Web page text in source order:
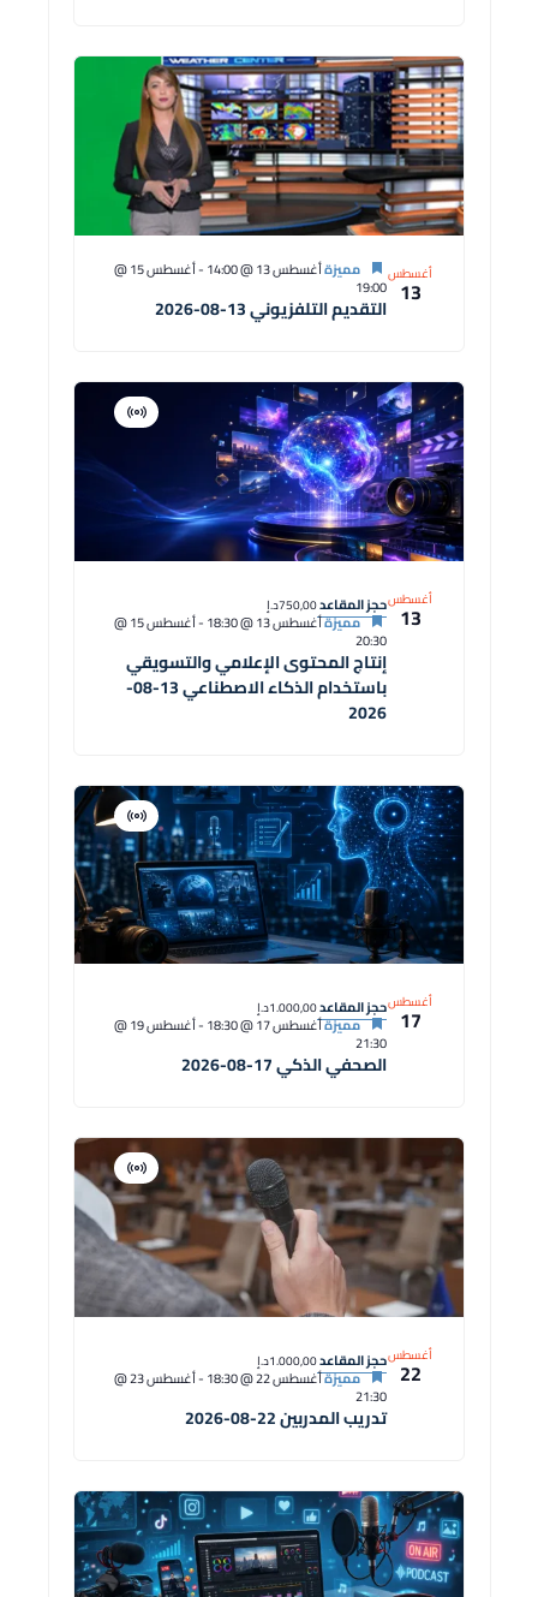
أغسطس
13 التقديم التلفزيوني 13-08-2026
مميزةأغسطس 13 @ 14:00 - أغسطس 15 @
19:00
أغسطس
13
إنتاج المحتوى الإعلامي والتسويقي
باستخدام الذكاء الاصطناعي 13-08-
2026
افتراضية
مميزةأغسطس 13 @ 18:30 - أغسطس 15 @
20:30
حجز المقاعد750,00د.إ
أغسطس
17
الصحفي الذكي 17-08-2026
افتراضية
دورة
مميزةأغسطس 17 @ 18:30 - أغسطس 19 @
21:30
حجز المقاعد1.000,00د.إ
أغسطس
22
تدريب المدربين 22-08-2026
افتراضية
دورة
مميزةأغسطس 22 @ 18:30 - أغسطس 23 @
21:30
حجز المقاعد1.000,00د.إ